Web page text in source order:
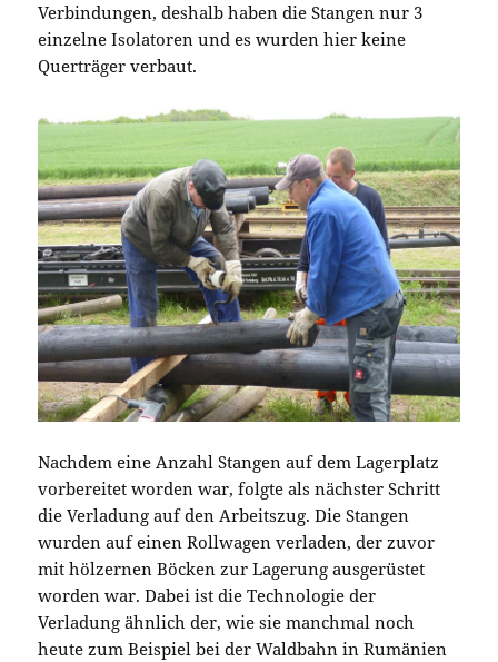
Verbindungen, deshalb haben die Stangen nur 3
einzelne Isolatoren und es wurden hier keine
Querträger verbaut.
Nachdem eine Anzahl Stangen auf dem Lagerplatz
vorbereitet worden war, folgte als nächster Schritt
die Verladung auf den Arbeitszug. Die Stangen
wurden auf einen Rollwagen verladen, der zuvor
mit hölzernen Böcken zur Lagerung ausgerüstet
worden war. Dabei ist die Technologie der
Verladung ähnlich der, wie sie manchmal noch
heute zum Beispiel bei der Waldbahn in Rumänien